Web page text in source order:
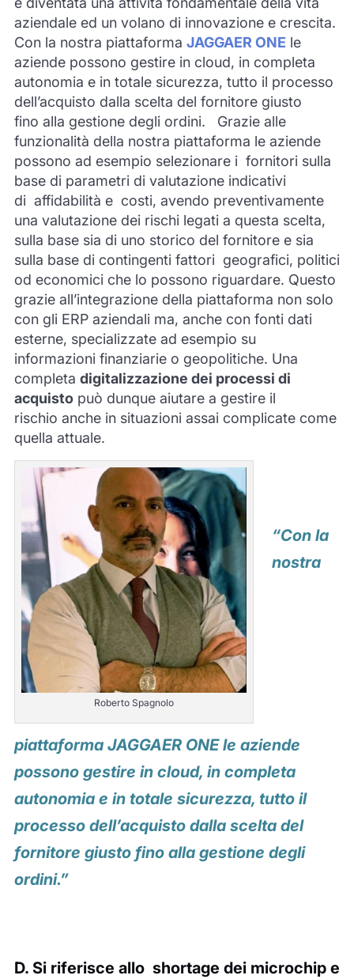
aziendale ed un volano di innovazione e crescita.
Con la nostra piattaforma JAGGAER ONE le
aziende possono gestire in cloud, in completa
autonomia e in totale sicurezza, tutto il processo
dell’acquisto dalla scelta del fornitore giusto
fino alla gestione degli ordini. Grazie alle
funzionalità della nostra piattaforma le aziende
possono ad esempio selezionare i fornitori sulla
base di parametri di valutazione indicativi
di affidabilità e costi, avendo preventivamente
una valutazione dei rischi legati a questa scelta,
sulla base sia di uno storico del fornitore e sia
sulla base di contingenti fattori geografici, politici
od economici che lo possono riguardare. Questo
grazie all’integrazione della piattaforma non solo
con gli ERP aziendali ma, anche con fonti dati
esterne, specializzate ad esempio su
informazioni finanziarie o geopolitiche. Una
completa digitalizzazione dei processi di
acquistopuò dunque aiutare a gestire il
rischio anche in situazioni assai complicate come
quella attuale.
Roberto Spagnolo
“Con la
nostra
piattaforma JAGGAER ONE le aziende
possono gestire in cloud, in completa
autonomia e in totale sicurezza, tutto il
processo dell’acquisto dalla scelta del
fornitore giusto fino alla gestione degli
ordini.”
D. Si riferisce allo shortage dei microchip e